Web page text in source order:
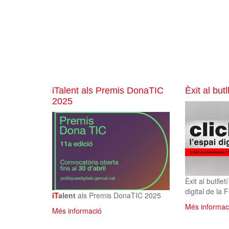
iTalent als Premis DonaTIC
2025
iTalent als Premis DonaTIC 2025
Més informació
Èxit al
Èxit al
digital de la
Més